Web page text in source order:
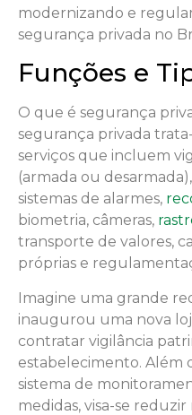
modernizando e
segurança privada no
Funções e
O que é segurança
segurança privada
serviços que incluem
(armada ou
sistemas de alarmes,
biometria, câmeras,
transporte de valores,
próprias e
Imagine uma grande
inaugurou uma nova
contratar vigilância
estabelecimento. Além
sistema de
medidas, visa-se